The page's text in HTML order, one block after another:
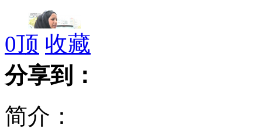
阿联酋结婚太贵 适龄女逾六成未婚
美国男子"游"进机场 安保系统失灵
0顶 收藏
分享到：
简介：